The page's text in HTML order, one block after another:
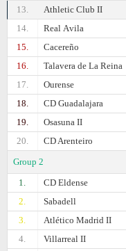
13.
Athletic Club II
14.
Real Аvila
15.
Cacereño
16.
Talavera de La Reina
17.
Ourense
18.
CD Guadalajara
19.
Osasuna II
20.
CD Arenteiro
Group 2
1.
CD Eldense
2.
Sabadell
3.
Atlético Madrid II
4.
Villarreal II